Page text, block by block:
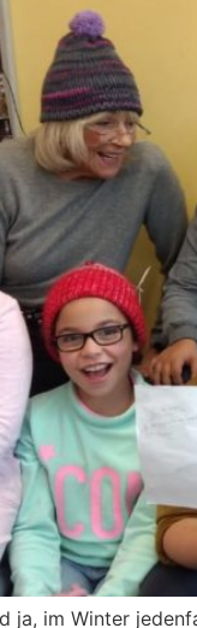
ja, im Winter